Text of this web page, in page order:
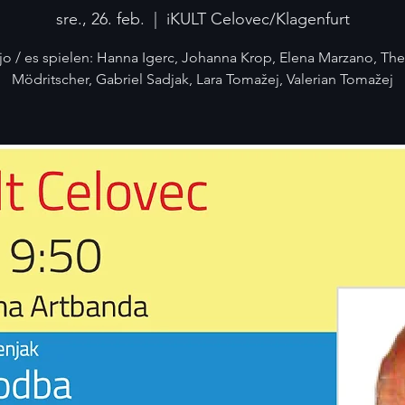
sre., 26. feb. iKULT Celovec/Klagenfurt
/ es spielen: Hanna Igerc, Johanna Krop, Elena Marzano,
Mödritscher, Gabriel Sadjak, Lara Tomažej, Valerian Tomažej